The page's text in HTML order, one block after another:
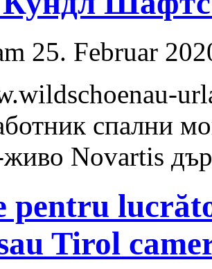
25. Februar
спални
Novartis
pentru
Tirol